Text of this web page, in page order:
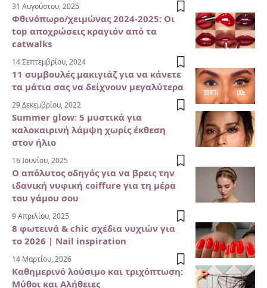
31 Αυγούστου, 2025
Φθινόπωρο/χειμώνας 2024-2025: Οι
top αποχρώσεις κραγιόν από τα
catwalks
14 Σεπτεμβρίου, 2024
11 συμβουλές μακιγιάζ για να κάνετε
τα μάτια σας να δείχνουν μεγαλύτερα
29 Δεκεμβρίου, 2022
Summer glow: 5 μυστικά για
καλοκαιρινή λάμψη χωρίς έκθεση
στον ήλιο
16 Ιουνίου, 2025
Ο απόλυτος οδηγός για να βρεις την
ιδανική νυφική coiffure για τη μέρα
του γάμου σου
9 Απριλίου, 2025
8 φωτεινά & chic σχέδια νυχιών για
το 2026 | Nail inspiration
14 Μαρτίου, 2026
Καθημερινό λούσιμο και τριχόπτωση:
Μύθοι και Αλήθειες